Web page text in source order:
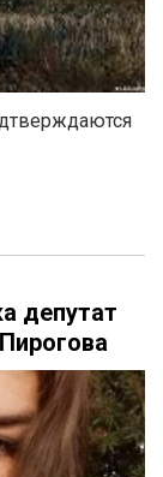
депутат